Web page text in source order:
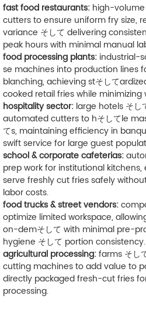
fast food restaurants: high-
cutters to ensure uniform fry size,
variance そして delivering
peak hours with minimal manual
food processing plants: industrial-
se machines into production lines
blanching, achieving stそして
cooked retail fries while minimizing
hospitality sector: large hotels そ
automated cutters to hそしてle
てs, maintaining efficiency in
swift service for large guest
school & corporate cafeterias:
prep work for institutional
serve freshly cut fries safely
labor costs.
food trucks & street vendors:
optimize limited workspace,
on-demそして with minimal pre-
hygiene そして portion consistency.
agricultural processing:farms そし
cutting machines to add value to
directly packaged fresh-cut fries
processing.